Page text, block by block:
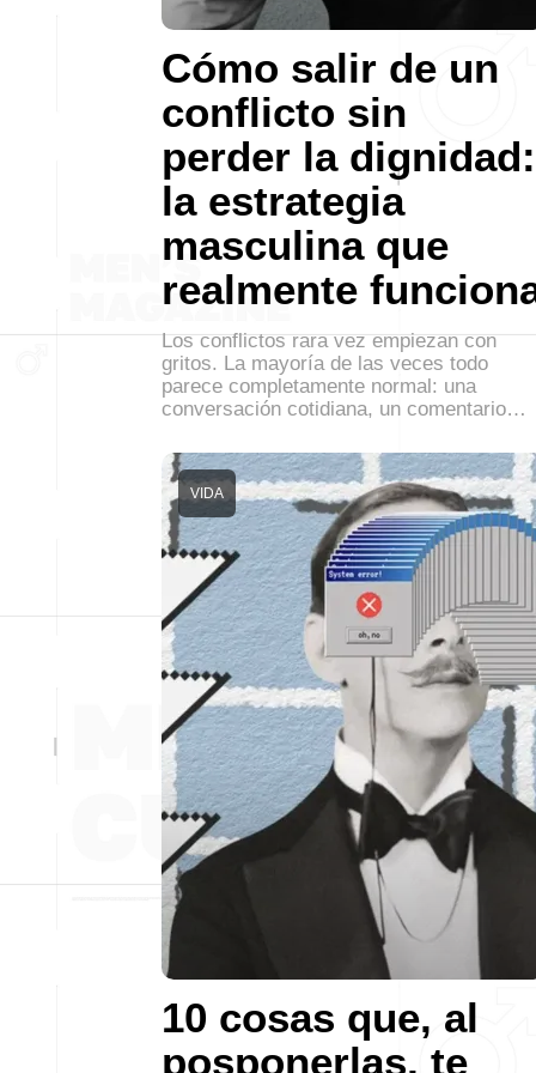
Cómo salir de un
conflicto sin
perder la dignidad:
la estrategia
masculina que
realmente
Los conflictos rara vez empiezan con
gritos. La mayoría de las veces todo
parece completamente normal: una
conversación cotidiana, un comentario…
10 cosas que, al
posponerlas, te
VIDA